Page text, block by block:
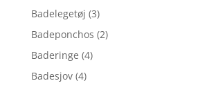
Badelegetøj (3)
Badeponchos (2)
Baderinge (4)
Badesjov (4)